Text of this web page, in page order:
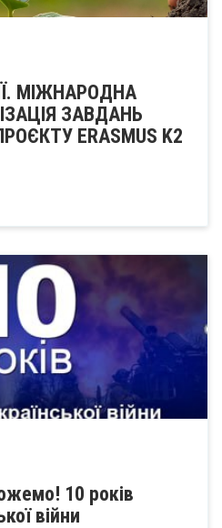
МІЖНАРОДНА
ЗАВДАНЬ
ERASMUS K2
10 років
війни